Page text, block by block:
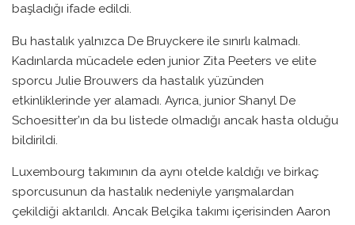
başladığı ifade edildi.
Bu hastalık yalnızca De Bruyckere ile sınırlı kalmadı.
Kadınlarda mücadele eden junior Zita Peeters ve elite
sporcu Julie Brouwers da hastalık yüzünden
etkinliklerinde yer alamadı. Ayrıca, junior Shanyl De
Schoesitter’ın da bu listede olmadığı ancak hasta olduğu
bildirildi.
Luxembourg takımının da aynı otelde kaldığı ve birkaç
sporcusunun da hastalık nedeniyle yarışmalardan
çekildiği aktarıldı. Ancak Belçika takımı içerisinden Aaron